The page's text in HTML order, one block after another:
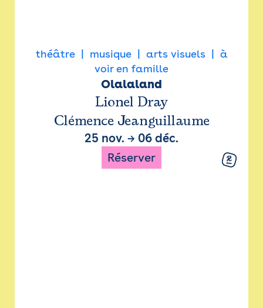
théâtre musique arts visuels
à
voir en famille
Olalaland
Lionel Dray
Clémence Jeanguillaume
25 nov. → 06 déc.
Réserver